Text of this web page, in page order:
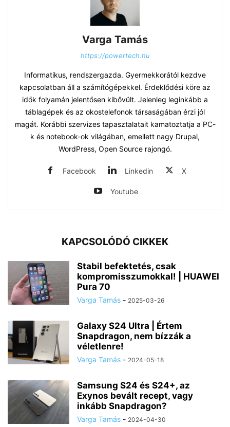
Varga Tamás
https://powertech.hu
Informatikus, rendszergazda. Gyermekkorától kezdve
kapcsolatban áll a számítógépekkel. Érdeklődési köre az
idők folyamán jelentősen kibővült. Jelenleg leginkább a
táblagépek és az okostelefonok társaságában érzi jól
magát. Korábbi szervizes tapasztalatait kamatoztatja a PC-
k és notebook-ok világában, emellett nagy Drupal,
WordPress, Open Source rajongó.
Facebook Linkedin X
Youtube
KAPCSOLÓDÓ CIKKEK
Stabil befektetés, csak
kompromisszumokkal! | HUAWEI
Pura 70
Varga Tamás - 2025-03-26
Galaxy S24 Ultra | Értem
Snapdragon, nem bízzák a
véletlenre!
Varga Tamás - 2024-05-18
Samsung S24 és S24+, az
Exynos bevált recept, vagy
inkább Snapdragon?
Varga Tamás - 2024-04-30